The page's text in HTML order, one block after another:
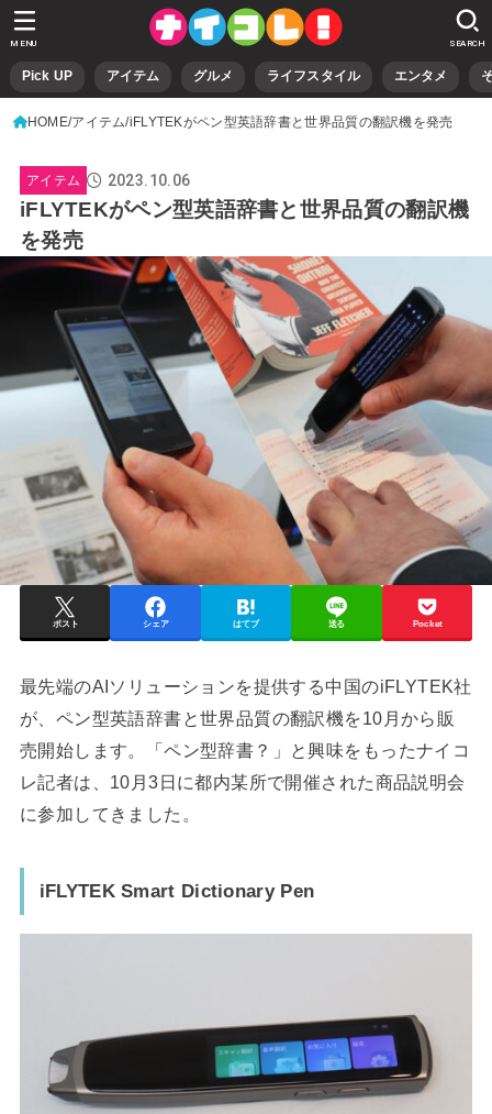
Pick UP アイテム グルメ ライフスタイル エンタメ
SEARCH
MENU
HOME アイテム iFLYTEKがペン型英語辞書と世界品質の翻訳機を発売
アイテム 2023.10.06
iFLYTEKがペン型英語辞書と世界品質の翻訳機
を発売
ポスト シェア はてブ 送る Pocket
最先端のAIソリューションを提供する中国のiFLYTEK社
が、ペン型英語辞書と世界品質の翻訳機を10月から販
売開始します。「ペン型辞書？」と興味をもったナイコ
レ記者は、10月3日に都内某所で開催された商品説明会
に参加してきました。
iFLYTEK Smart Dictionary Pen